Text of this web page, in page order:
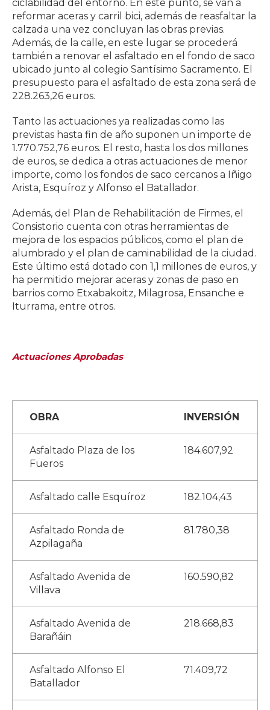
ciclabilidad del entorno. En este punto, se van a
reformar aceras y carril bici, además de reasfaltar la
calzada una vez concluyan las obras previas.
Además, de la calle, en este lugar se procederá
también a renovar el asfaltado en el fondo de saco
ubicado junto al colegio Santísimo Sacramento. El
presupuesto para el asfaltado de esta zona será de
228.263,26 euros.
Tanto las actuaciones ya realizadas como las
previstas hasta fin de año suponen un importe de
1.770.752,76 euros. El resto, hasta los dos millones
de euros, se dedica a otras actuaciones de menor
importe, como los fondos de saco cercanos a Iñigo
Arista, Esquíroz y Alfonso el Batallador.
Además, del Plan de Rehabilitación de Firmes, el
Consistorio cuenta con otras herramientas de
mejora de los espacios públicos, como el plan de
alumbrado y el plan de caminabilidad de la ciudad.
Este último está dotado con 1,1 millones de euros, y
ha permitido mejorar aceras y zonas de paso en
barrios como Etxabakoitz, Milagrosa, Ensanche e
Iturrama, entre otros.
Actuaciones Aprobadas
OBRA INVERSIÓN
Asfaltado Plaza de los
Fueros
184.607,92
Asfaltado calle Esquíroz 182.104,43
Asfaltado Ronda de
Azpilagaña
81.780,38
Asfaltado Avenida de
Villava
160.590,82
Asfaltado Avenida de
Barañáin
218.668,83
Asfaltado Alfonso El
Batallador
71.409,72